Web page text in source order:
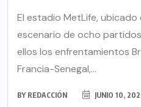
El estadio MetLife, ubicado
escenario de ocho
ellos los enfrentamientos
Francia-Senegal,...
BY REDACCIÓN JUNIO 10,